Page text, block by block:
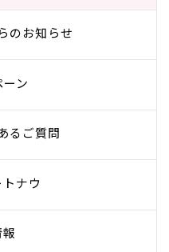
のお知らせ
ーン
るご質問
トナウ
報